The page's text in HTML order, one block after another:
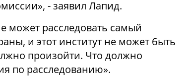
- заявил Лапид.
может расследовать самый
и этот институт не может быть
произойти. Что должно
по расследованию».